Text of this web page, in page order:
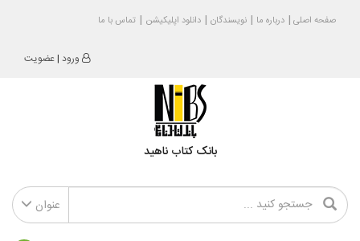
صفحه اصلی درباره ما نویسندگان دانلود اپلیکیشن تماس با ما
ورود |عضویت
بانک کتاب ناهید
عنوان